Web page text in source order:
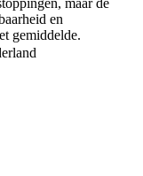
en
gemiddelde.